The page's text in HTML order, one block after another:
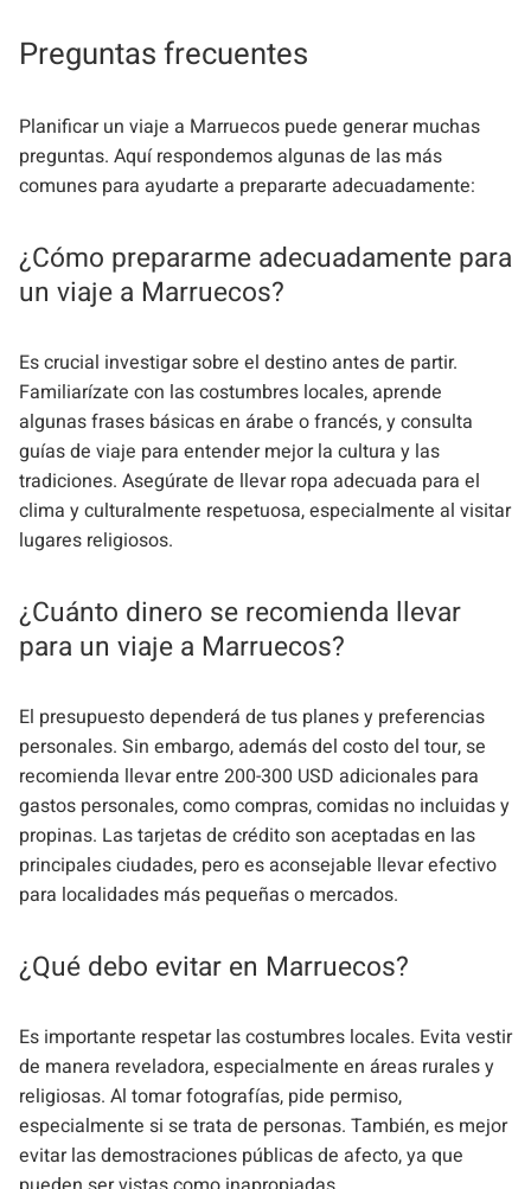
Preguntas frecuentes
Planificar un viaje a Marruecos puede generar muchas
preguntas. Aquí respondemos algunas de las más
comunes para ayudarte a prepararte adecuadamente:
¿Cómo prepararme adecuadamente para
un viaje a Marruecos?
Es crucial investigar sobre el destino antes de partir.
Familiarízate con las costumbres locales, aprende
algunas frases básicas en árabe o francés, y consulta
guías de viaje para entender mejor la cultura y las
tradiciones. Asegúrate de llevar ropa adecuada para el
clima y culturalmente respetuosa, especialmente al visitar
lugares religiosos.
¿Cuánto dinero se recomienda llevar
para un viaje a Marruecos?
El presupuesto dependerá de tus planes y preferencias
personales. Sin embargo, además del costo del tour, se
recomienda llevar entre 200-300 USD adicionales para
gastos personales, como compras, comidas no incluidas y
propinas. Las tarjetas de crédito son aceptadas en las
principales ciudades, pero es aconsejable llevar efectivo
para localidades más pequeñas o mercados.
¿Qué debo evitar en Marruecos?
Es importante respetar las costumbres locales. Evita vestir
de manera reveladora, especialmente en áreas rurales y
religiosas. Al tomar fotografías, pide permiso,
especialmente si se trata de personas. También, es mejor
evitar las demostraciones públicas de afecto, ya que